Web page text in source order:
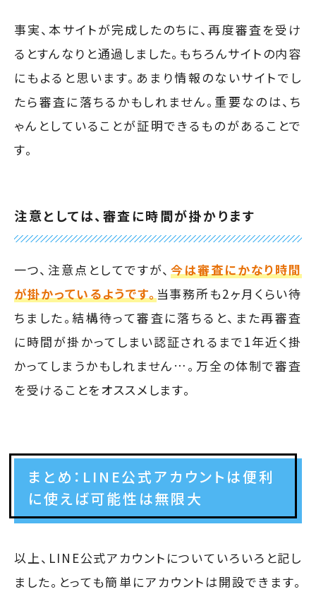
事実、本サイトが完成したのちに、再度審査を受け
るとすんなりと通過しました。もちろんサイトの内容
にもよると思います。あまり情報のないサイトでし
たら審査に落ちるかもしれません。重要なのは、ち
ゃんとしていることが証明できるものがあることで
す。
注意としては、審査に時間が掛かります
一つ、注意点としてですが、 今は審査にかなり時間
が掛かっているようです。 当事務所も2ヶ月くらい待
ちました。結構待って審査に落ちると、また再審査
に時間が掛かってしまい認証されるまで1年近く掛
かってしまうかもしれません…。万全の体制で審査
を受けることをオススメします。
まとめ：LINE公式アカウントは便利
に使えば可能性は無限大
以上、LINE公式アカウントについていろいろと記し
ました。とっても簡単にアカウントは開設できます。